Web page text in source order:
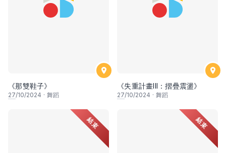
《那雙鞋子》
27/10/2024 · 舞蹈
《失重計畫III：摺疊震盪》
27/10/2024 · 舞蹈
結束 結束